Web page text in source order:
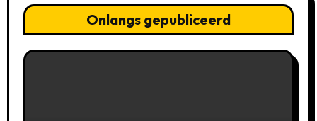
Onlangs gepubliceerd